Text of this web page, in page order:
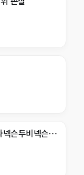
넥슨치피넥슨차파넥슨두비넥슨다바